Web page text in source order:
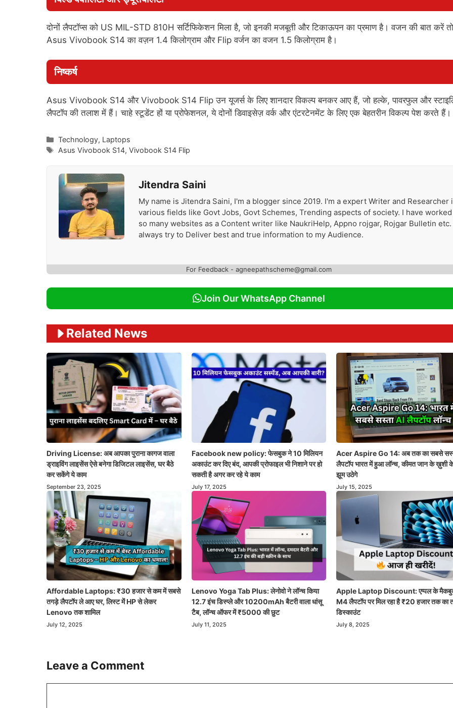
दोनों लैपटॉप्स को US MIL-STD 810H सर्टिफिकेशन मिला है, जो इनकी मजबूती और टिकाऊपन का प्रमाण है। वजन की बात करें तो
Asus Vivobook S14 का वज़न 1.4 किलोग्राम और Flip वर्जन का वजन 1.5 किलोग्राम है।
निष्कर्ष
Asus Vivobook S14 और Vivobook S14 Flip उन यूजर्स के लिए शानदार विकल्प बनकर आए हैं, जो हल्के, पावरफुल और
लैपटॉप की तलाश में हैं। चाहे स्टूडेंट हों या प्रोफेशनल, ये दोनों डिवाइसेज़ वर्क और एंटरटेनमेंट के लिए एक बेहतरीन विकल्प पेश करते हैं।
Categories
Technology, Laptops
Tags
Asus Vivobook S14,Vivobook S14 Flip
Jitendra Saini
My name is Jitendra Saini, I'm a blogger since 2019. I'm a expert Writer and Researcher
various fields like Govt Jobs, Govt Schemes, Trending aspects of society. I have
so many websites as a Content writer like NaukriHelp, Appno rojgar, Rojgar Bulletin etc.
always try to Deliver best and true information to my Audience.
For Feedback - agneepathscheme@gmail.com
Join Our WhatsApp Channel
Related News
Driving License: अब आपका पुराना कागज वाला
ड्राइविंग लाइसेंस ऐसे बनेगा डिजिटल लाइसेंस, घर बैठे
कर सकेंगे ये काम
September 23, 2025
Facebook new policy: फेसबुक ने 10 मिलियन
अकाउंट कर दिए बंद, आपकी प्रोफाइल भी निशाने पर हो
सकती है अगर कर रहे ये काम
July 17, 2025
Acer Aspire Go 14: अब तक का सबसे
लैपटॉप भारत में हुआ लॉन्च, कीमत जान के ख़ुशी
झूम उठेगे
July 15, 2025
Affordable Laptops: ₹30 हजार से कम में सबसे
तगड़े लैपटॉप ले आए घर, लिस्ट में HP से लेकर
Lenovo तक शामिल
July 12, 2025
Lenovo Yoga Tab Plus: लेनोवो ने लॉन्च किया
12.7 इंच डिस्प्ले और 10200mAh बैटरी वाला धांसू
टैब, लॉन्च ऑफर में ₹5000 की छुट
July 11, 2025
Apple Laptop Discount: एप्पल के
M4 लैपटॉप पर मिल रहा है ₹20 हजार तक का
डिस्काउंट
July 8, 2025
Leave a Comment